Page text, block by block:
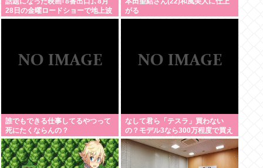
28日の金曜ロードショーで地上波
初放送
がる
誰でもできる仕事してるやつって
死にたくならんの？
なして君ら「テスラ」買わない
の？モデル3なら300万程度で買え
る.コスパ最強車がここにあるのに